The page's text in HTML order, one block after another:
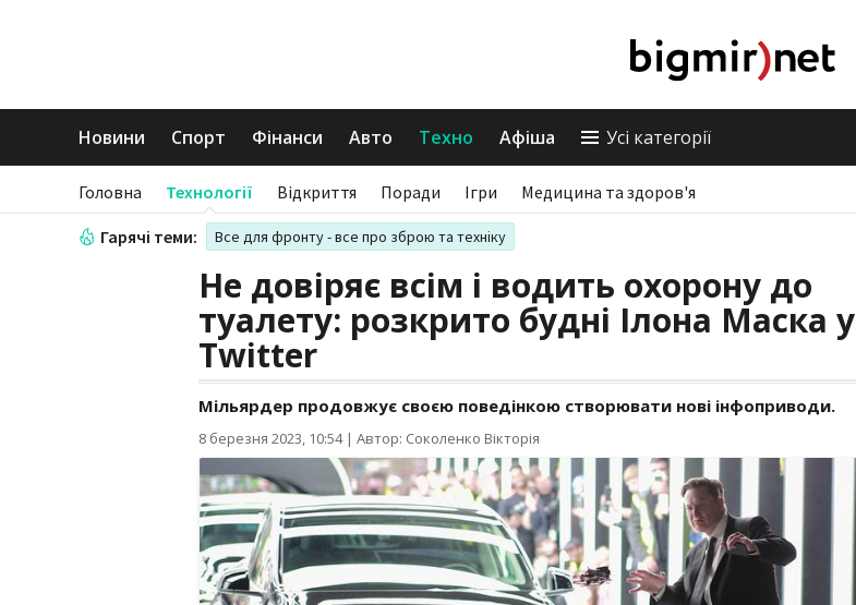
Новини Спорт Фінанси Авто Техно Афіша Усі категорії
Головна Технології Відкриття Поради Ігри Медицина та здоров'я
Гарячі теми: Все для фронту - все про зброю та техніку
Не довіряє всім і водить охорону до
туалету: розкрито будні Ілона Маска у
Twitter
Мільярдер продовжує своєю поведінкою створювати нові інфоприводи.
8 березня 2023, 10:54| Автор: Соколенко Вікторія